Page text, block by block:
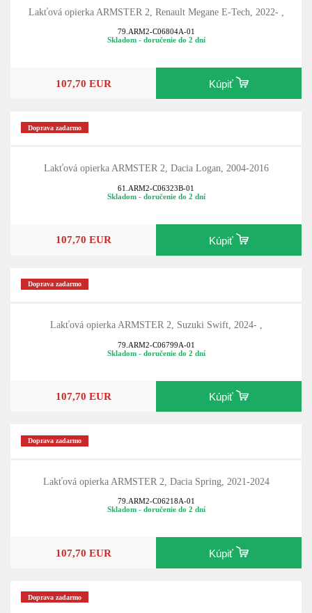
Lakťová opierka ARMSTER 2, Renault Megane E-Tech, 2022- ,
79.ARM2-C06804A-01
Skladom - doručenie do 2 dní
107,70 EUR Kúpiť
Doprava zadarmo
Lakťová opierka ARMSTER 2, Dacia Logan, 2004-2016
61.ARM2-C06323B-01
Skladom - doručenie do 2 dní
107,70 EUR Kúpiť
Doprava zadarmo
Lakťová opierka ARMSTER 2, Suzuki Swift, 2024- ,
79.ARM2-C06799A-01
Skladom - doručenie do 2 dní
107,70 EUR Kúpiť
Doprava zadarmo
Lakťová opierka ARMSTER 2, Dacia Spring, 2021-2024
79.ARM2-C06218A-01
Skladom - doručenie do 2 dní
107,70 EUR Kúpiť
Doprava zadarmo